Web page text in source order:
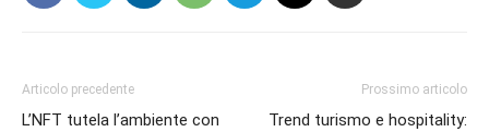
Articolo precedente
L’NFT tutela l’ambiente con
Prossimo articolo
Trend turismo e hospitality: